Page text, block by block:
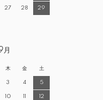
27 28 29
木 金 土
3 4 5
10 11 12